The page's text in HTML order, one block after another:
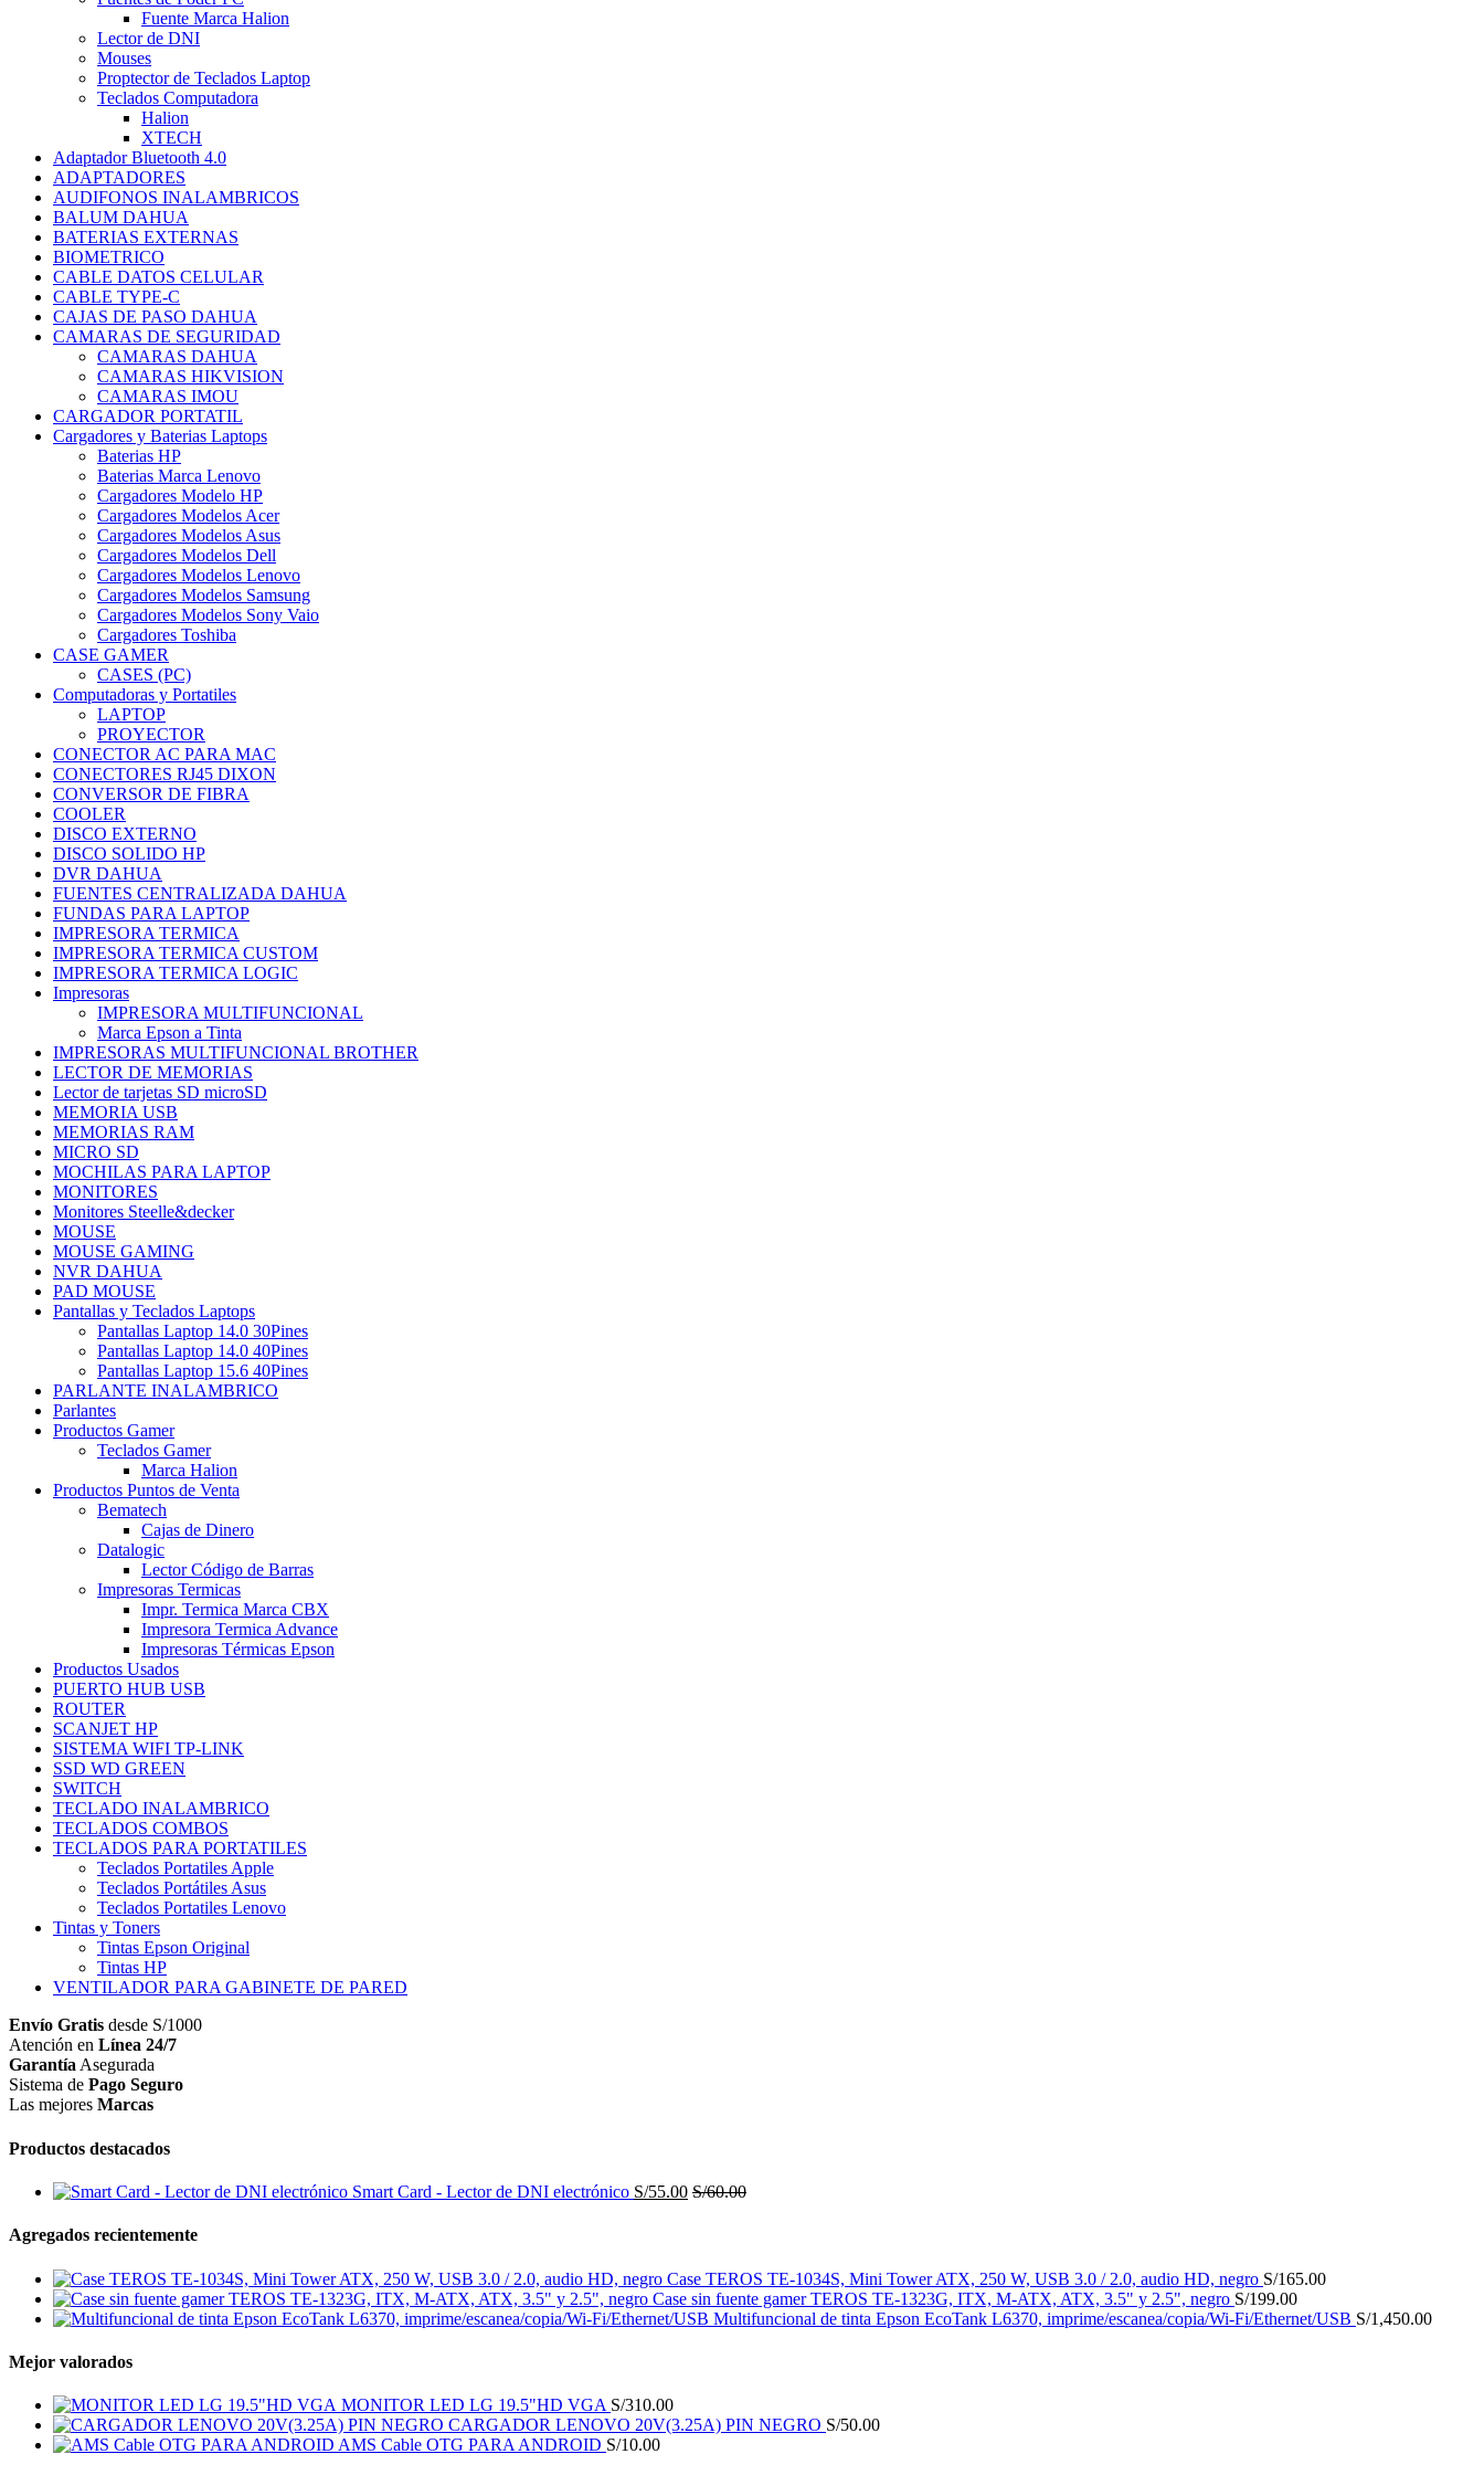
Fuente Marca Halion
Lector de DNI
Mouses
Proptector de Teclados Laptop
Teclados Computadora
Halion
XTECH
Adaptador Bluetooth 4.0
ADAPTADORES
AUDIFONOS INALAMBRICOS
BALUM DAHUA
BATERIAS EXTERNAS
BIOMETRICO
CABLE DATOS CELULAR
CABLE TYPE-C
CAJAS DE PASO DAHUA
CAMARAS DE SEGURIDAD
CAMARAS DAHUA
CAMARAS HIKVISION
CAMARAS IMOU
CARGADOR PORTATIL
Cargadores y Baterias Laptops
Baterias HP
Baterias Marca Lenovo
Cargadores Modelo HP
Cargadores Modelos Acer
Cargadores Modelos Asus
Cargadores Modelos Dell
Cargadores Modelos Lenovo
Cargadores Modelos Samsung
Cargadores Modelos Sony Vaio
Cargadores Toshiba
CASE GAMER
CASES (PC)
Computadoras y Portatiles
LAPTOP
PROYECTOR
CONECTOR AC PARA MAC
CONECTORES RJ45 DIXON
CONVERSOR DE FIBRA
COOLER
DISCO EXTERNO
DISCO SOLIDO HP
DVR DAHUA
FUENTES CENTRALIZADA DAHUA
FUNDAS PARA LAPTOP
IMPRESORA TERMICA
IMPRESORA TERMICA CUSTOM
IMPRESORA TERMICA LOGIC
Impresoras
IMPRESORA MULTIFUNCIONAL
Marca Epson a Tinta
IMPRESORAS MULTIFUNCIONAL BROTHER
LECTOR DE MEMORIAS
Lector de tarjetas SD microSD
MEMORIA USB
MEMORIAS RAM
MICRO SD
MOCHILAS PARA LAPTOP
MONITORES
Monitores Steelle&decker
MOUSE
MOUSE GAMING
NVR DAHUA
PAD MOUSE
Pantallas y Teclados Laptops
Pantallas Laptop 14.0 30Pines
Pantallas Laptop 14.0 40Pines
Pantallas Laptop 15.6 40Pines
PARLANTE INALAMBRICO
Parlantes
Productos Gamer
Teclados Gamer
Marca Halion
Productos Puntos de Venta
Bematech
Cajas de Dinero
Datalogic
Lector Código de Barras
Impresoras Termicas
Impr. Termica Marca CBX
Impresora Termica Advance
Impresoras Térmicas Epson
Productos Usados
PUERTO HUB USB
ROUTER
SCANJET HP
SISTEMA WIFI TP-LINK
SSD WD GREEN
SWITCH
TECLADO INALAMBRICO
TECLADOS COMBOS
TECLADOS PARA PORTATILES
Teclados Portatiles Apple
Teclados Portátiles Asus
Teclados Portatiles Lenovo
Tintas y Toners
Tintas Epson Original
Tintas HP
VENTILADOR PARA GABINETE DE PARED
Envío Gratis desde S/1000
Atención en Línea 24/7
GarantíaAsegurada
Sistema de Pago Seguro
Las mejores Marcas
Productos destacados
Smart Card - Lector de DNI electrónico S/55.00 S/60.00
Agregados recientemente
Case TEROS TE-1034S, Mini Tower ATX, 250 W, USB 3.0 / 2.0, audio HD, negro S/165.00
Case sin fuente gamer TEROS TE-1323G, ITX, M-ATX, ATX, 3.5" y 2.5", negro S/199.00
Multifuncional de tinta Epson EcoTank L6370, imprime/escanea/copia/Wi-Fi/Ethernet/USB S/1,450.00
Mejor valorados
MONITOR LED LG 19.5"HD VGA S/310.00
CARGADOR LENOVO 20V(3.25A) PIN NEGRO S/50.00
AMS Cable OTG PARA ANDROID S/10.00